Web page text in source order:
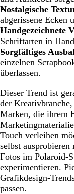
Nostalgische
abgerissene Ecken
Handgezeichnete
Schriftarten in
Sorgfältiges
einzelnen
überlassen.
Dieser Trend ist
der
Marken, die ihrem
Touch verleihen
selbst
Fotos im Polaroid-
experimentieren.
Grafikdesign-
passen.